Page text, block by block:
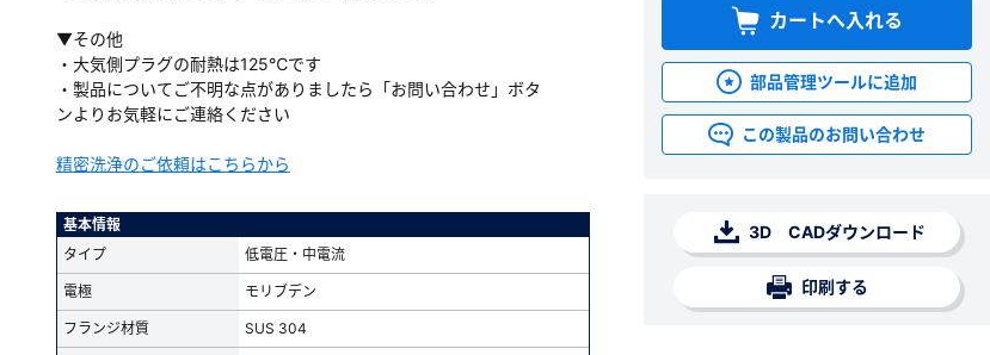
▼その他
・大気側プラグの耐熱は125℃です
・製品についてご不明な点がありましたら「お問い合わせ」ボタ
ンよりお気軽にご連絡ください
精密洗浄のご依頼はこちらから
基本情報
タイプ
低電圧・中電流
電極 モリブデン
フランジ材質 SUS 304
カートへ入れる
部品管理ツールに追加
この製品のお問い合わせ
3D CADダウンロード
印刷する
場合があります。